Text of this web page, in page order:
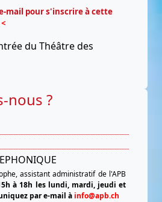
mail pour s'inscrire à cette
du Théâtre des
nous ?
assistant administratif de l'APB
à 18h les lundi, mardi, jeudi et
par e-mail à info@apb.ch